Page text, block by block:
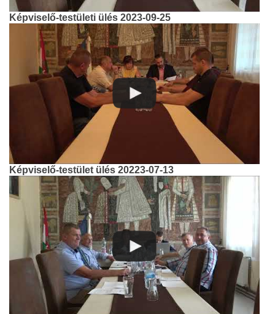
Képviselő-testületi ülés 2023-09-25
Képviselő-testület ülés 20223-07-13